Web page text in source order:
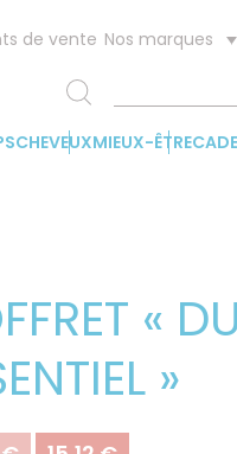
de vente Nos marques
CHEVEUXMIEUX-ÊTRE
«
»